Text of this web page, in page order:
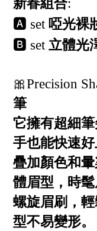
:
🅰️ set 啞光裸
🅱️ set 立體光
🎀Precision
筆
它擁有超細
手也能快速好
疊加顏色和
體眉型，時髦
螺旋眉刷，
型不易變形。